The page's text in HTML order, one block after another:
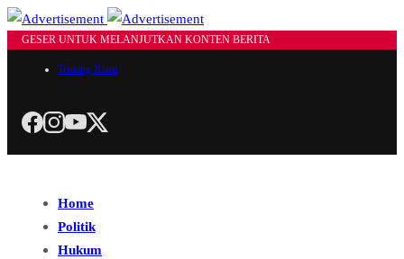
GESER UNTUK MELANJUTKAN KONTEN BERITA
Tentang Kami
Home
Politik
Hukum